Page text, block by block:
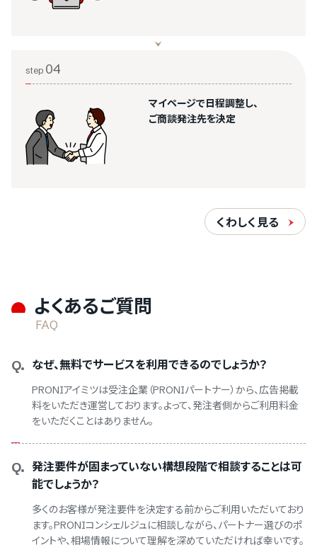
step 04
マイページで日程調整し、
ご商談発注先を決定
くわしく見る
よくあるご質問
FAQ
Q. なぜ、無料でサービスを利用できるのでしょうか？
PRONIアイミツは受注企業（PRONIパートナー）から、広告掲載
料をいただき運営しております。よって、発注者側からご利用料金
をいただくことはありません。
Q. 発注要件が固まっていない構想段階で相談することは可
能でしょうか？
多くのお客様が発注要件を決定する前からご利用いただいており
ます。PRONIコンシェルジュに相談しながら、パートナー選びのポ
イントや、相場情報について理解を深めていただければ幸いです。